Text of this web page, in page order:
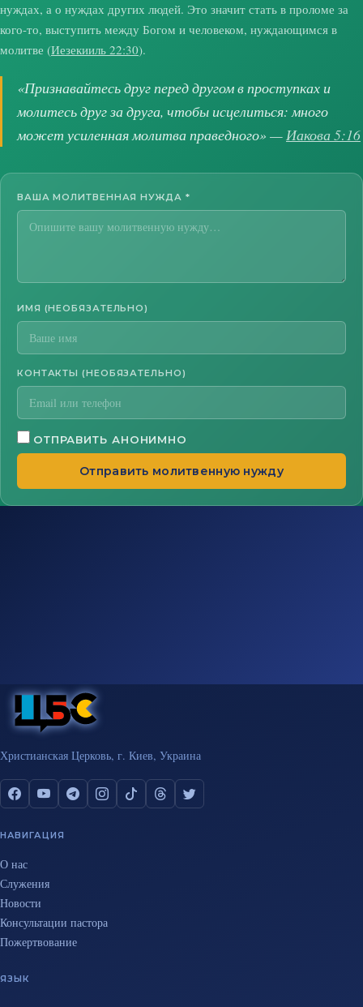
нуждах, а о нуждах других людей. Это значит стать в проломе за
кого-то, выступить между Богом и человеком, нуждающимся в
молитве (Иезекииль 22:30).
«Признавайтесь друг перед другом в проступках и
молитесь друг за друга, чтобы исцелиться: много
может усиленная молитва праведного» —Иакова 5:16
ВАША МОЛИТВЕННАЯ НУЖДА *
ИМЯ (НЕОБЯЗАТЕЛЬНО)
КОНТАКТЫ (НЕОБЯЗАТЕЛЬНО)
ОТПРАВИТЬ АНОНИМНО
Отправить молитвенную нужду
Христианская Церковь, г. Киев, Украина
НАВИГАЦИЯ
О нас
Служения
Новости
Консультации пастора
Пожертвование
ЯЗЫК